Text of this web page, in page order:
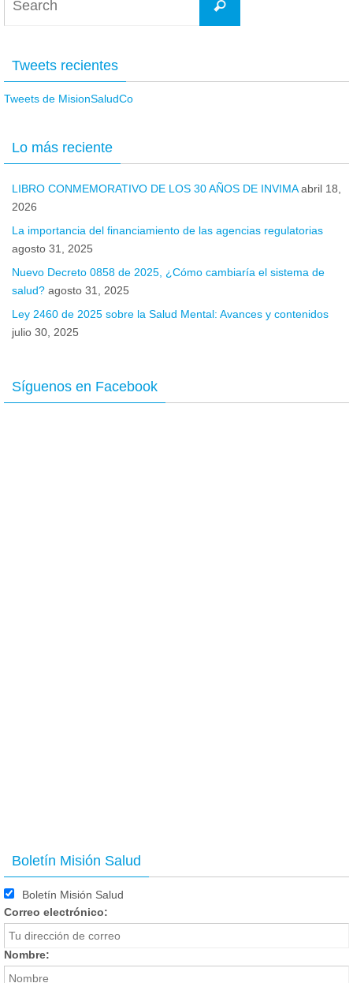
Tweets recientes
Tweets de MisionSaludCo
Lo más reciente
LIBRO CONMEMORATIVO DE LOS 30 AÑOS DE INVIMA abril 18,
2026
La importancia del financiamiento de las agencias regulatorias
agosto 31, 2025
Nuevo Decreto 0858 de 2025, ¿Cómo cambiaría el sistema de
salud? agosto 31, 2025
Ley 2460 de 2025 sobre la Salud Mental: Avances y contenidos
julio 30, 2025
Síguenos en Facebook
Boletín Misión Salud
Boletín Misión Salud
Correo electrónico:
Nombre: